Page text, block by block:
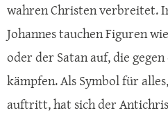
wahren Christen verbreitet.
Johannes tauchen Figuren
oder der Satan auf, die
kämpfen. Als Symbol für
auftritt, hat sich der